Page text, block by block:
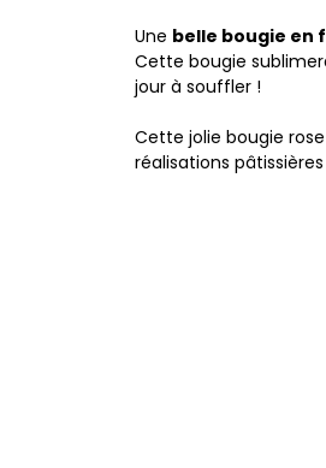
Une belle bougie en
Cette bougie
jour à souffler !
Cette jolie bougie
réalisations